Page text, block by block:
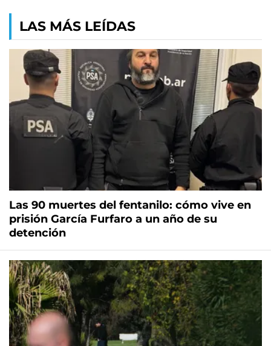
LAS MÁS LEÍDAS
Las 90 muertes del fentanilo: cómo vive en
prisión García Furfaro a un año de su
detención